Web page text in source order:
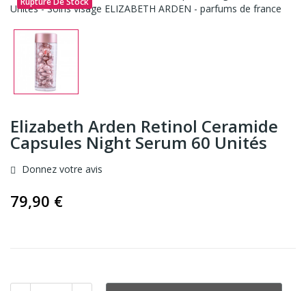
Elizabeth Arden Retinol Ceramide
Capsules Night Serum 60 Unités
Donnez votre avis
79,90 €